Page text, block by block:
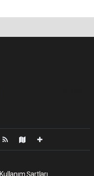
Kullanım Şartları